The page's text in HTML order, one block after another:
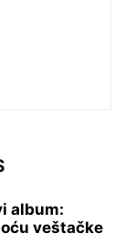
album:
veštačke